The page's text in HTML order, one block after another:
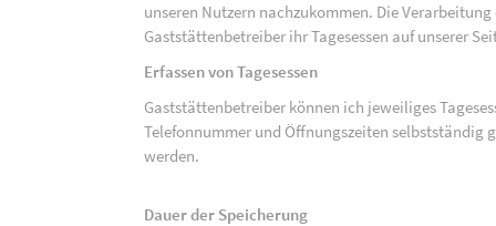
unseren Nutzern nachzukommen. Die
Gaststättenbetreiber ihr Tagesessen auf unserer
Erfassen von Tagesessen
Gaststättenbetreiber können ich jeweiliges
Telefonnummer und Öffnungszeiten selbstständig
werden.
Dauer der Speicherung